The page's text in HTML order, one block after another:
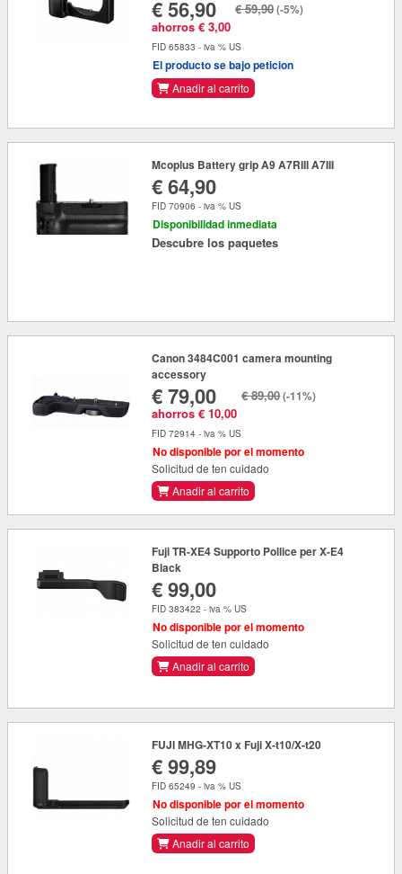
€ 56,90
ahorros € 3,00
€ 59,90(-5%)
FID 65833 - iva % US
El producto se bajo peticion
Anadir al carrito
Mcoplus Battery grip A9 A7RIII A7III
€ 64,90
FID 70906 - iva % US
Disponibilidad inmediata
Descubre los paquetes
Canon 3484C001 camera mounting
accessory
€ 79,00
ahorros € 10,00
€ 89,00(-11%)
FID 72914 - iva % US
No disponible por el momento
Solicitud de ten cuidado
Anadir al carrito
Fuji TR-XE4 Supporto Pollice per X-E4
Black
€ 99,00
FID 383422 - iva % US
No disponible por el momento
Solicitud de ten cuidado
Anadir al carrito
FUJI MHG-XT10 x Fuji X-t10/X-t20
€ 99,89
FID 65249 - iva % US
No disponible por el momento
Solicitud de ten cuidado
Anadir al carrito